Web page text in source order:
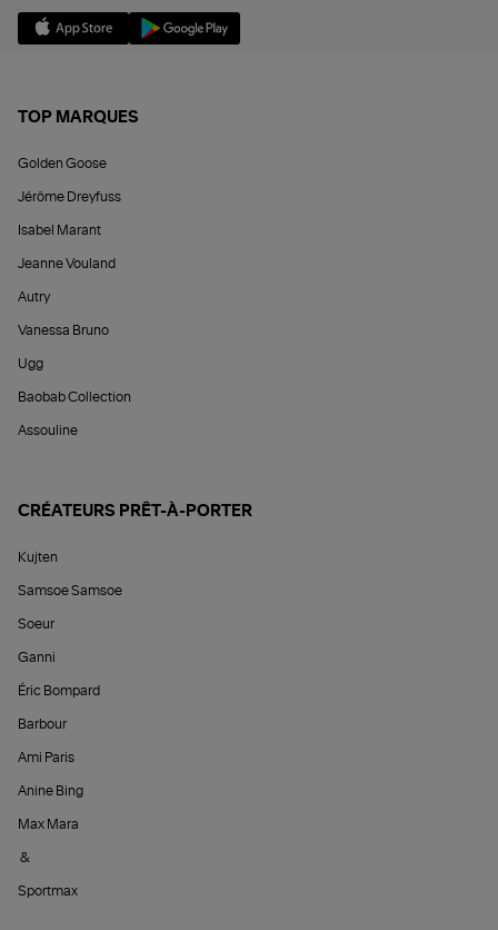
TOP MARQUES
Golden Goose
Jérôme Dreyfuss
Isabel Marant
Jeanne Vouland
Autry
Vanessa Bruno
Ugg
Baobab Collection
Assouline
CRÉATEURS PRÊT-À-PORTER
Kujten
Samsoe Samsoe
Soeur
Ganni
Éric Bompard
Barbour
Ami Paris
Anine Bing
Max Mara
&
Sportmax